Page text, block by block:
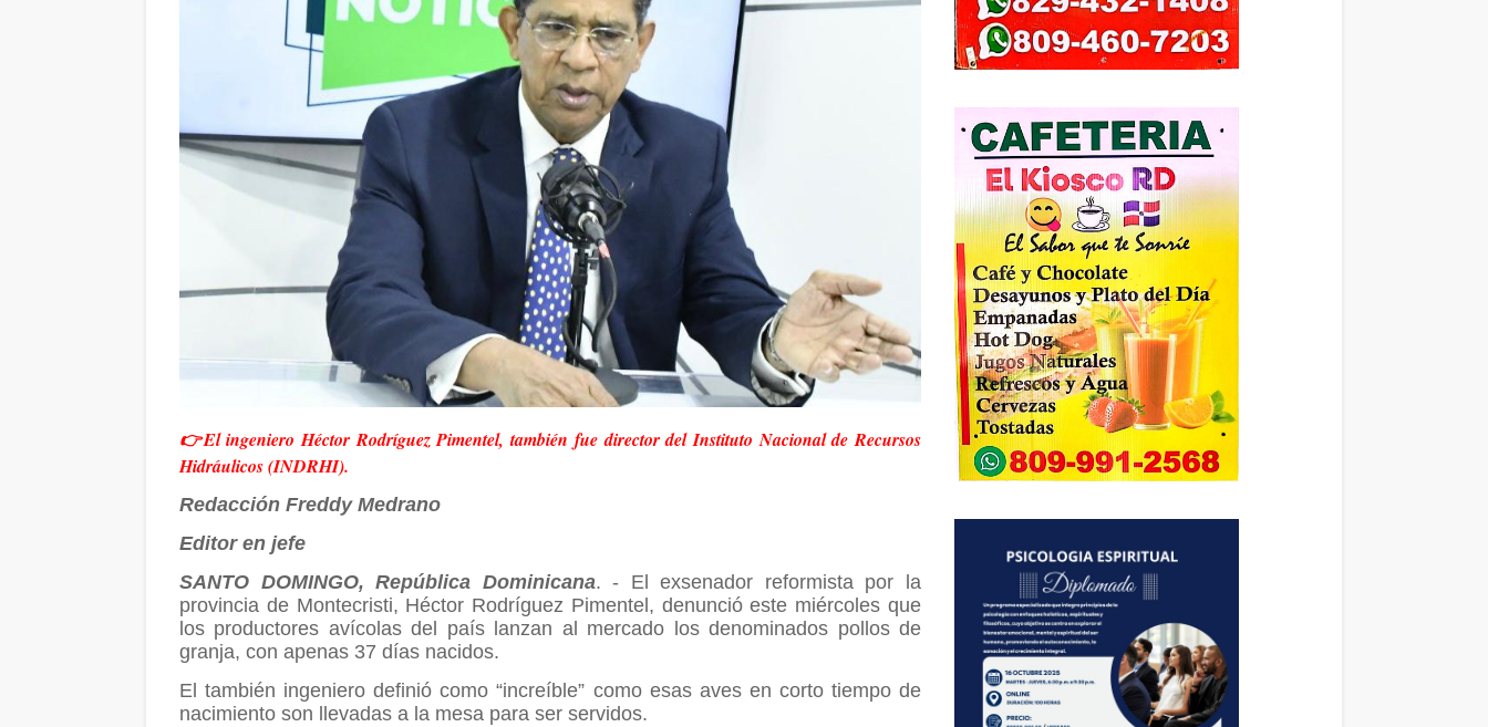
👉El ingeniero Héctor Rodríguez Pimentel, también fue director del Instituto Nacional de Recursos
Hidráulicos (INDRHI).
Redacción Freddy Medrano
Editor en jefe
SANTO DOMINGO, República Dominicana. - El exsenador reformista por la
provincia de Montecristi, Héctor Rodríguez Pimentel, denunció este miércoles que
los productores avícolas del país lanzan al mercado los denominados pollos de
granja, con apenas 37 días nacidos.
El también ingeniero definió como “increíble” como esas aves en corto tiempo de
nacimiento son llevadas a la mesa para ser servidos.